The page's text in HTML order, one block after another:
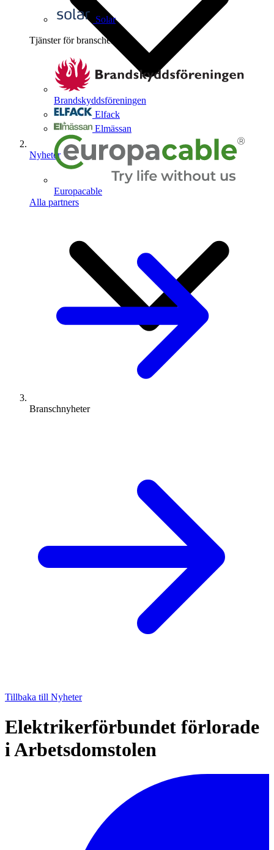
Solar
Tjänster för branschen
Brandskyddsföreningen
Elfack
Elmässan
Europacable
Alla partners
Nyheter
Branschnyheter
Tillbaka till Nyheter
Elektrikerförbundet förlorade
i Arbetsdomstolen